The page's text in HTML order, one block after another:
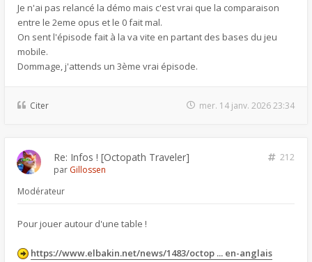
Je n'ai pas relancé la démo mais c'est vrai que la comparaison
entre le 2eme opus et le 0 fait mal.
On sent l'épisode fait à la va vite en partant des bases du jeu
mobile.
Dommage, j'attends un 3ème vrai épisode.
Citer mer. 14 janv. 2026 23:34
Re: Infos ! [Octopath Traveler]
212
par Gillossen
Modérateur
Pour jouer autour d'une table !
https://www.elbakin.net/news/1483/octop ... en-anglais